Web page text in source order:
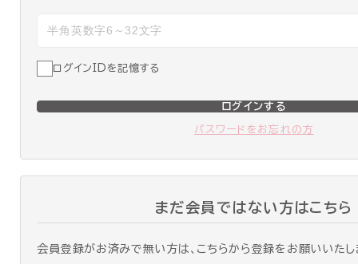
ログインIDを記憶する
ログインする
パスワードをお忘れの方
まだ会員ではない方はこちら
会員登録がお済みで無い方は、こちらから登録をお願いいたし